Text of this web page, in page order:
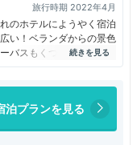
旅行時期 2022年4月
のホテルにようやく宿泊
い！ベランダからの景色
バスもくつろげるし文句
泊プランを見る